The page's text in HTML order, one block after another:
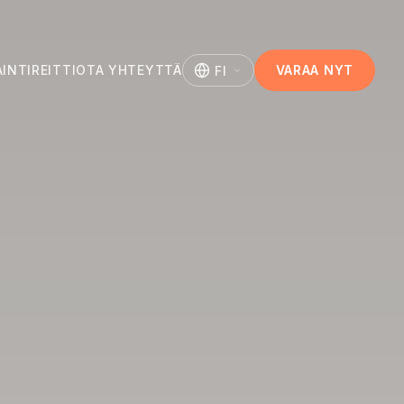
REITTIOTA YHTEYTTÄ FI VARAA NYT